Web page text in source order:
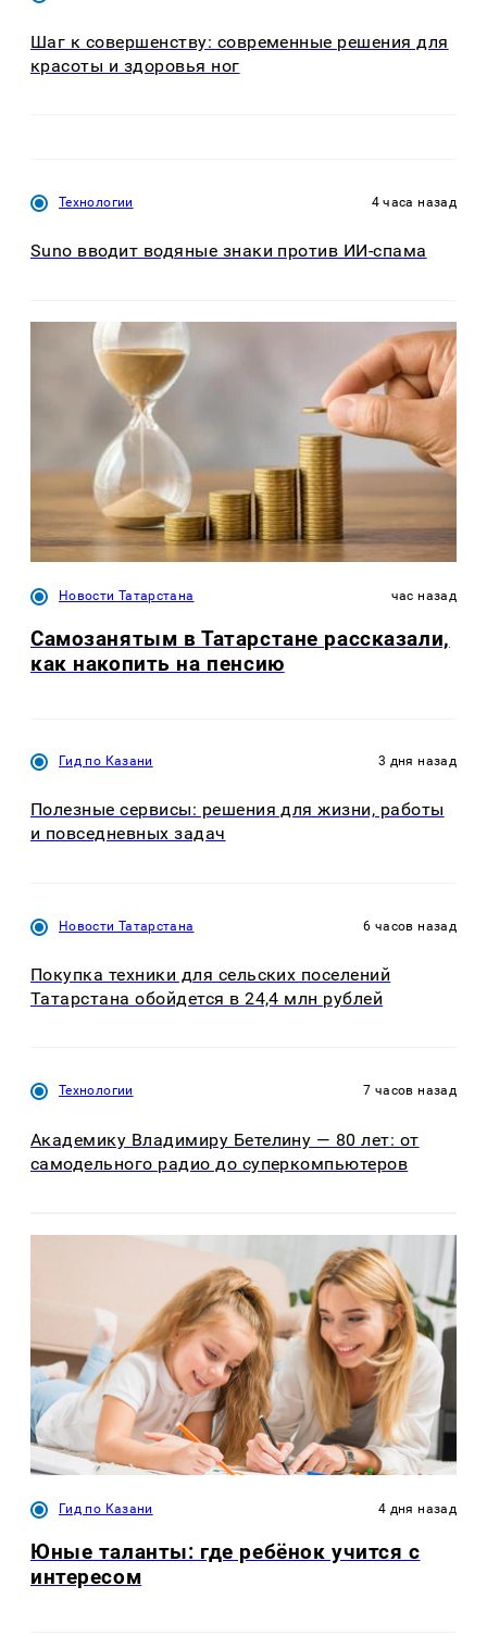
Шаг к совершенству: современные решения для
красоты и здоровья ног
Технологии 4 часа назад
Suno вводит водяные знаки против ИИ-спама
Новости Татарстана час назад
Самозанятым в Татарстане рассказали,
как накопить на пенсию
Гид по Казани 3 дня назад
Полезные сервисы: решения для жизни, работы
и повседневных задач
Новости Татарстана 6 часов назад
Покупка техники для сельских поселений
Татарстана обойдется в 24,4 млн рублей
Технологии 7 часов назад
Академику Владимиру Бетелину — 80 лет: от
самодельного радио до суперкомпьютеров
Гид по Казани 4 дня назад
Юные таланты: где ребёнок учится с
интересом